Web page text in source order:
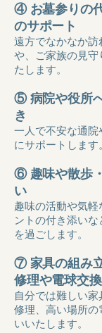
④ お墓参りの
のサポート
遠方でなかなか訪
や、ご家族の見
たします。
⑤ 病院や役所
き
一人で不安な通
にサポートします。
⑥ 趣味や散歩
い
趣味の活動や気
ントの付き添い
を過ごします。
⑦ 家具の組み
修理や電球交換
自分では難しい
修理、高い場所
いいたします。